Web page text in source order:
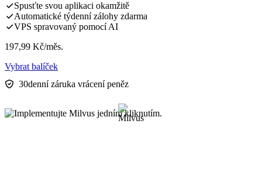
Spusťte svou aplikaci okamžitě
Automatické týdenní zálohy zdarma
VPS spravovaný pomocí AI
197,99 Kč/měs.
Vybrat balíček
30denní záruka vrácení peněz